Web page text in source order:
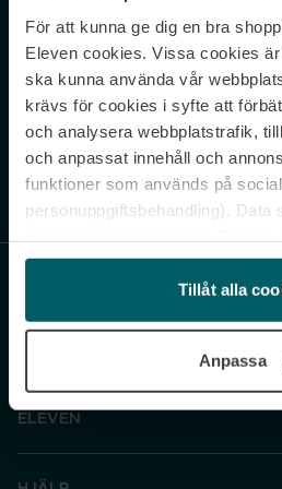
För att kunna ge dig en bra
Eleven cookies. Vissa cookies
ska kunna använda vår
krävs för cookies i syfte att
och analysera webbplatstrafik,
och anpassat innehåll och
funktioner som används på
personuppgiftsbehandling). Data
och gå vidare” accepterar du
under ”Inställningar” kan
cookies. Du kan återkalla ditt
Tillåt alla
Anpassa
Never miss a beat.
Sign up to our
Genom att prenumerera accepterar du vår
ELEVEN